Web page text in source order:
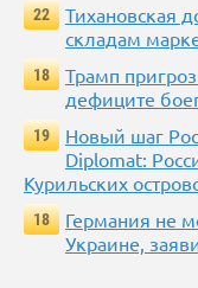
22
Тихановская
складам
18
Трамп
дефиците
19
Новый шаг
Diplomat:
Курильских
18
Германия не
Украине,